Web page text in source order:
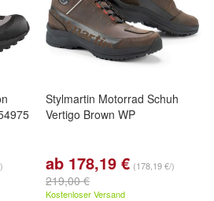
Stylmartin Motorrad Schuh
Vertigo Brown WP
ab 178,19 € (178,19 €/)
219,00 €
Kostenloser Versand